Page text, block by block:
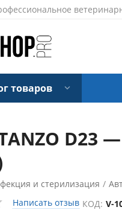
товаров
D23
и стерилизация /
Написать отзыв КОД: V-
СКИДКА